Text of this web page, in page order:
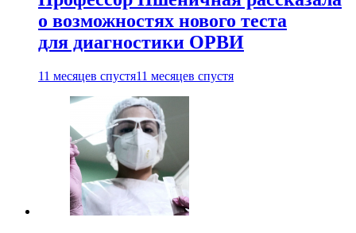
о возможностях нового теста
для диагностики ОРВИ
11 месяцев спустя11 месяцев спустя